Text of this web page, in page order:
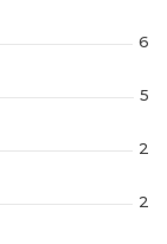
6
5
2
2